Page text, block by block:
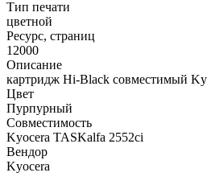
Тип печати
цветной
Ресурс, страниц
12000
Описание
картридж Hi-Black совместимый
Цвет
Пурпурный
Совместимость
Kyocera TASKalfa 2552ci
Вендор
Kyocera